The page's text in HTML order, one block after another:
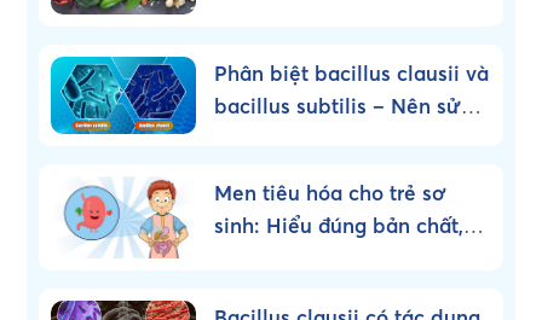
Phân biệt bacillus clausii và
bacillus subtilis – Nên sử
Men tiêu hóa cho trẻ sơ
sinh: Hiểu đúng bản chất,